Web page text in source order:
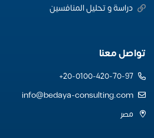
دراسة و تحليل المنافسين
تواصل معنا
20-0100-420-70-97+
info@bedaya-consulting.com
مصر